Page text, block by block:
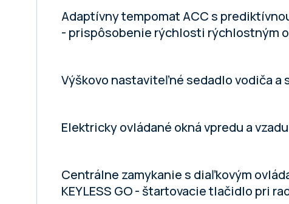
Adaptívny tempomat ACC s
- prispôsobenie rýchlosti rýchlostným
Výškovo nastaviteľné sedadlo vodiča a
Elektricky ovládané okná vpredu a vzadu
Centrálne zamykanie s diaľkovým
KEYLESS GO - štartovacie tlačidlo pri